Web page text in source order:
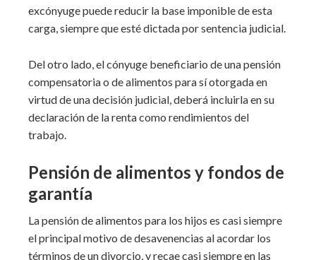
excónyuge puede reducir la base imponible de esta
carga, siempre que esté dictada por sentencia judicial.
Del otro lado, el cónyuge beneficiario de una pensión
compensatoria o de alimentos para sí otorgada en
virtud de una decisión judicial, deberá incluirla en su
declaración de la renta como rendimientos del
trabajo.
Pensión de alimentos y fondos de
garantía
La pensión de alimentos para los hijos es casi siempre
el principal motivo de desavenencias al acordar los
términos de un divorcio, y recae casi siempre en las